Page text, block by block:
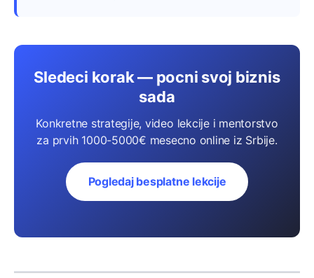
Sledeci korak — pocni svoj biznis
sada
Konkretne strategije, video lekcije i mentorstvo
za prvih 1000-5000€ mesecno online iz Srbije.
Pogledaj besplatne lekcije